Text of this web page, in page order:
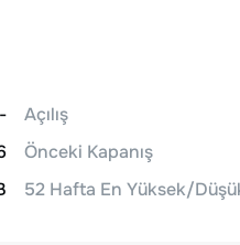
-
Açılış
Önceki Kapanış
52 Hafta En Yüksek/